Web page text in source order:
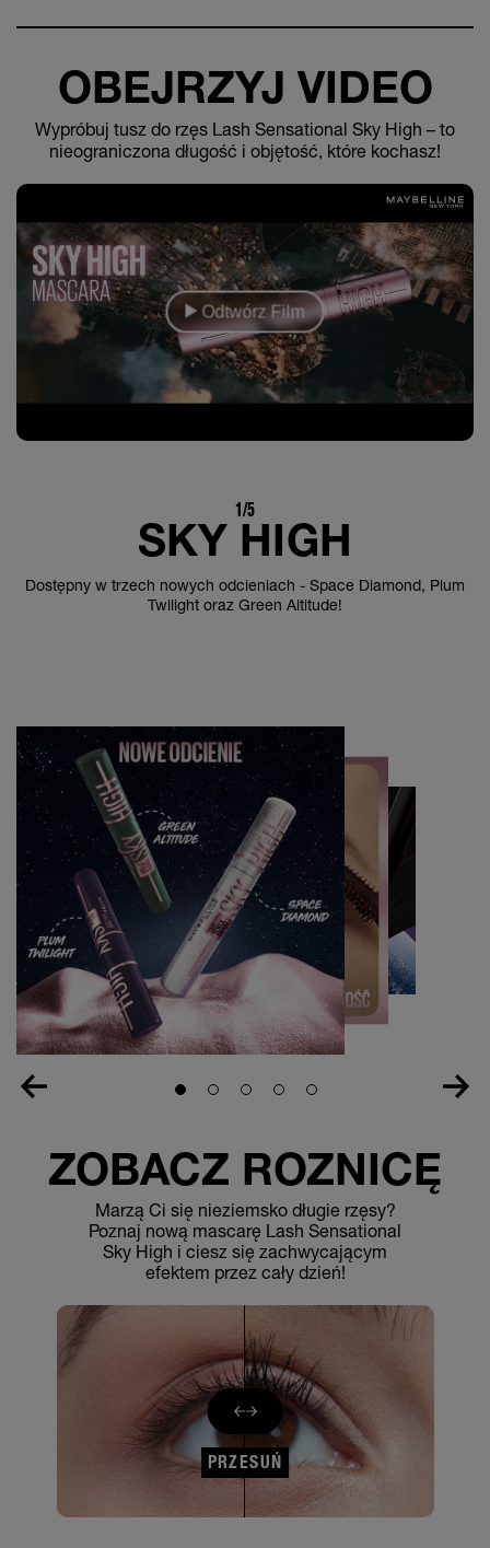
OBEJRZYJ VIDEO
Wypróbuj tusz do rzęs Lash Sensational Sky High – to
nieograniczona długość i objętość, które kochasz!
Odtwórz Film
1/5
SKY HIGH
Dostępny w trzech nowych odcieniach - Space Diamond, Plum
Twilight oraz Green Altitude!
Slide 1Slide 2Slide 3Slide 4Slide 5
ZOBACZ RÓŻNICĘ
Marzą Ci się nieziemsko długie rzęsy?
Poznaj nową mascarę Lash Sensational
Sky High i ciesz się zachwycającym
efektem przez cały dzień!
PRZESUŃ